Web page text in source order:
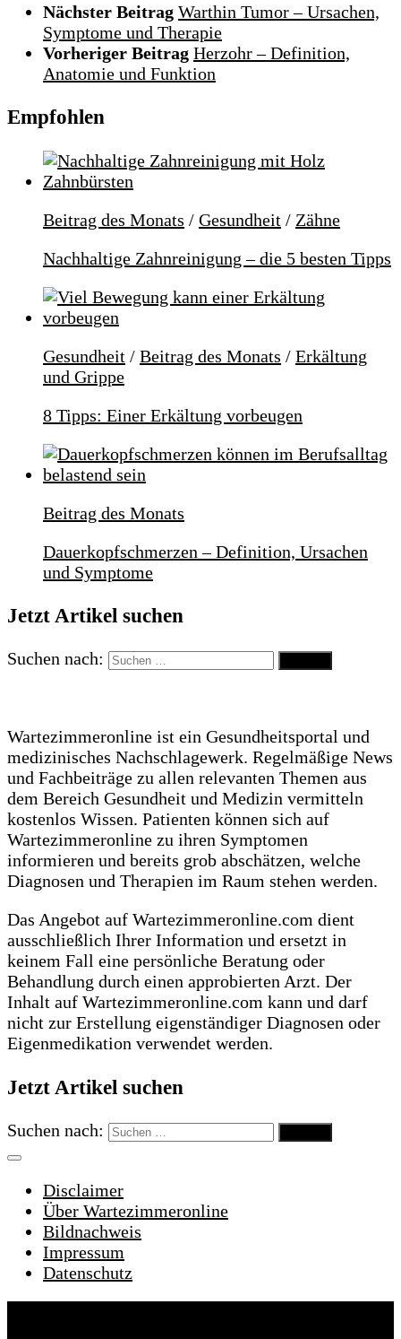
Nächster Beitrag Warthin Tumor – Ursachen,
Symptome und Therapie
Vorheriger Beitrag Herzohr – Definition,
Anatomie und Funktion
Empfohlen
Beitrag des Monats / Gesundheit / Zähne
Nachhaltige Zahnreinigung – die 5 besten Tipps
Gesundheit / Beitrag des Monats / Erkältung
und Grippe
8 Tipps: Einer Erkältung vorbeugen
Beitrag des Monats
Dauerkopfschmerzen – Definition, Ursachen
und Symptome
Jetzt Artikel suchen
Suchen nach:
Wartezimmeronline ist ein Gesundheitsportal und
medizinisches Nachschlagewerk. Regelmäßige News
und Fachbeiträge zu allen relevanten Themen aus
dem Bereich Gesundheit und Medizin vermitteln
kostenlos Wissen. Patienten können sich auf
Wartezimmeronline zu ihren Symptomen
informieren und bereits grob abschätzen, welche
Diagnosen und Therapien im Raum stehen werden.
Das Angebot auf Wartezimmeronline.com dient
ausschließlich Ihrer Information und ersetzt in
keinem Fall eine persönliche Beratung oder
Behandlung durch einen approbierten Arzt. Der
Inhalt auf Wartezimmeronline.com kann und darf
nicht zur Erstellung eigenständiger Diagnosen oder
Eigenmedikation verwendet werden.
Jetzt Artikel suchen
Suchen nach:
Disclaimer
Über Wartezimmeronline
Bildnachweis
Impressum
Datenschutz